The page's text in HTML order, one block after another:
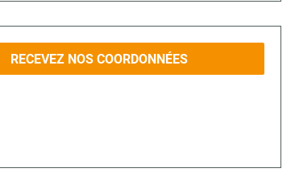
RECEVEZ NOS COORDONNÉES